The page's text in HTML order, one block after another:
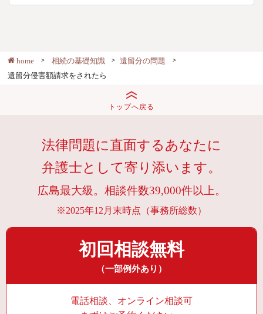
home 相続の基礎知識
遺留分の問題
遺留分侵害額請求をされたら
トップへ戻る
法律問題に直面するあなたに
弁護士として寄り添います。
広島最大級。相談件数39,000件以上。
※2025年12月末時点（事務所総数）
初回相談無料
（一部例外あり）
電話相談、オンライン相談可